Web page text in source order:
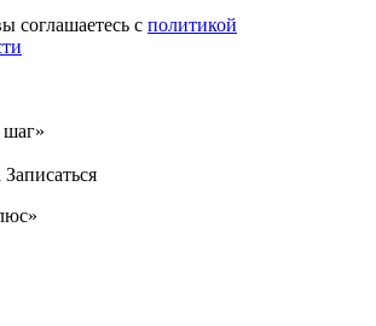
соглашаетесь с политикой
Записаться